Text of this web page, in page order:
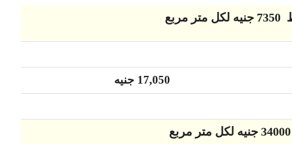
17,050 جنيه